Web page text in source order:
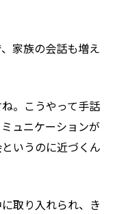
家族の会話も増え
。こうやって手話
ュニケーションが
いうのに近づくん
取り入れられ、き